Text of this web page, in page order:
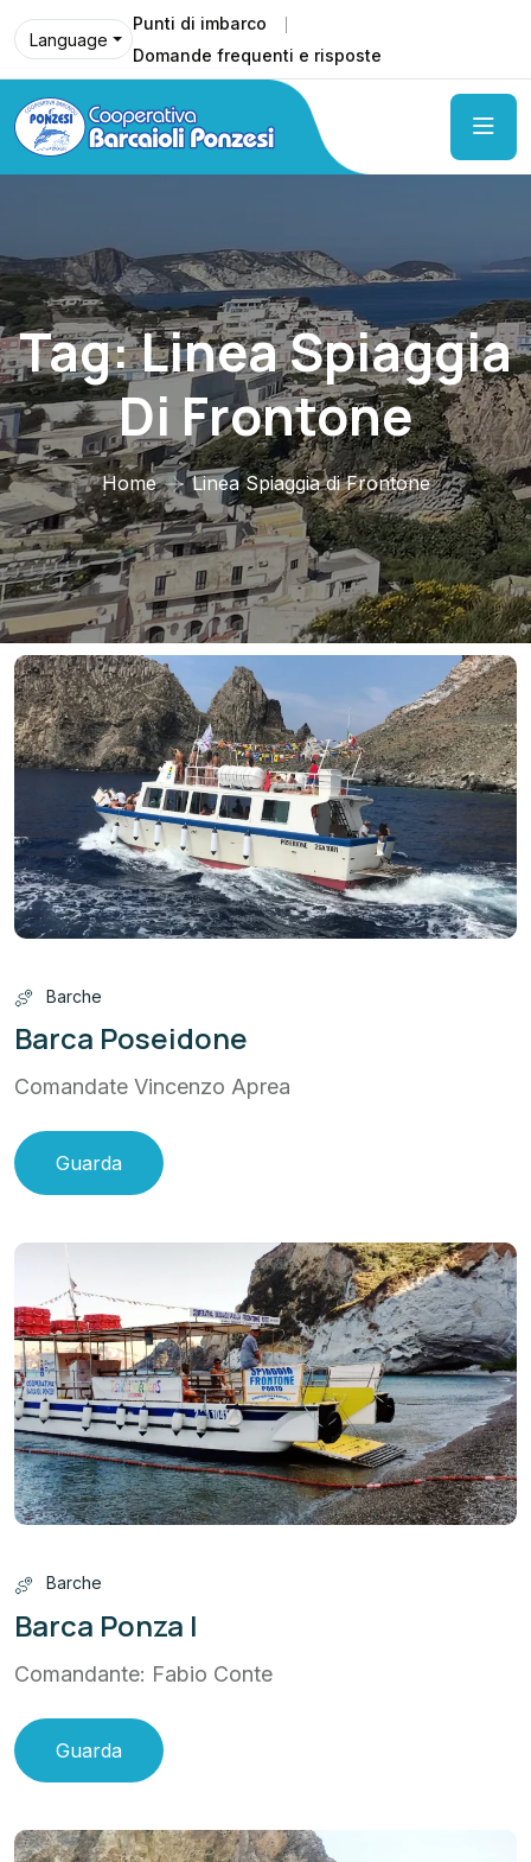
Language
Punti di imbarco
Domande frequenti e risposte
Tag:Linea Spiaggia
Di Frontone
Home Linea Spiaggia di Frontone
Barche
Barca Poseidone
Comandate Vincenzo Aprea
Guarda
Barche
Barca Ponza I
Comandante: Fabio Conte
Guarda